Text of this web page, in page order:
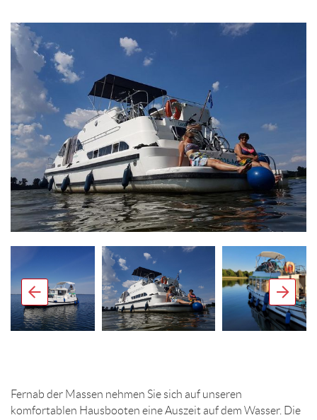
Fernab der Massen nehmen Sie sich auf unseren
komfortablen Hausbooten eine Auszeit auf dem Wasser. Die